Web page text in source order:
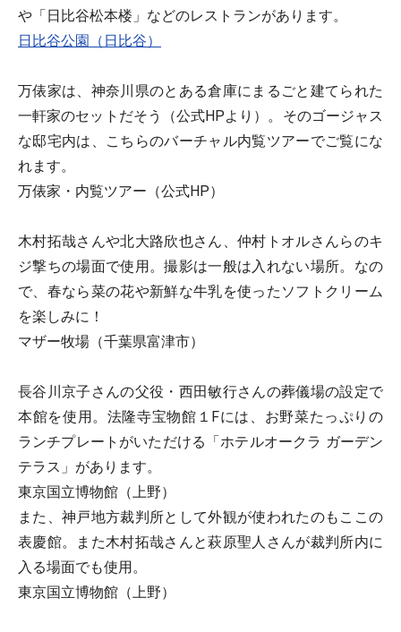
や「日比谷松本楼」などのレストランがあります。
日比谷公園（日比谷）
万俵家は、神奈川県のとある倉庫にまるごと建てられた
一軒家のセットだそう（公式HPより）。そのゴージャス
な邸宅内は、こちらのバーチャル内覧ツアーでご覧にな
れます。
万俵家・内覧ツアー（公式HP）
木村拓哉さんや北大路欣也さん、仲村トオルさんらのキ
ジ撃ちの場面で使用。撮影は一般は入れない場所。なの
で、春なら菜の花や新鮮な牛乳を使ったソフトクリーム
を楽しみに！
マザー牧場（千葉県富津市）
長谷川京子さんの父役・西田敏行さんの葬儀場の設定で
本館を使用。法隆寺宝物館１Fには、お野菜たっぷりの
ランチプレートがいただける「ホテルオークラ ガーデン
テラス」があります。
東京国立博物館（上野）
また、神戸地方裁判所として外観が使われたのもここの
表慶館。また木村拓哉さんと萩原聖人さんが裁判所内に
入る場面でも使用。
東京国立博物館（上野）